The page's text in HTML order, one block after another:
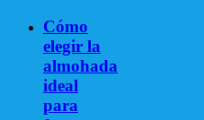
Cómo
elegir la
almohada
ideal
para